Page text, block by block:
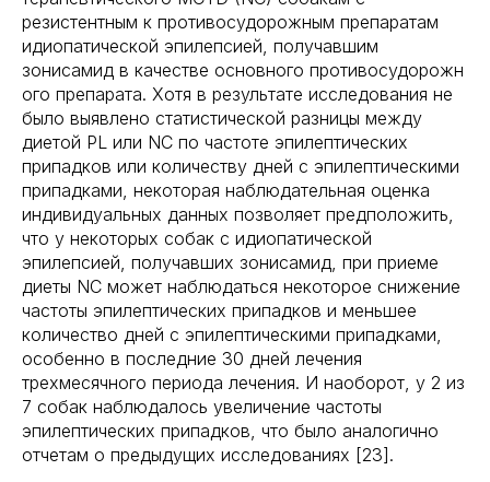
резистентным к противосудорожным препаратам
идиопатической эпилепсией, получавшим
зонисамид в качестве основного противосудорожн
ого препарата. Хотя в результате исследования не
было выявлено статистической разницы между
диетой PL или NC по частоте эпилептических
припадков или количеству дней с эпилептическими
припадками, некоторая наблюдательная оценка
индивидуальных данных позволяет предположить,
что у некоторых собак с идиопатической
эпилепсией, получавших зонисамид, при приеме
диеты NC может наблюдаться некоторое снижение
частоты эпилептических припадков и меньшее
количество дней с эпилептическими припадками,
особенно в последние 30 дней лечения
трехмесячного периода лечения. И наоборот, у 2 из
7 собак наблюдалось увеличение частоты
эпилептических припадков, что было аналогично
отчетам о предыдущих исследованиях [23].